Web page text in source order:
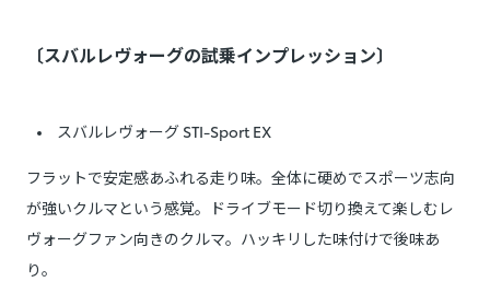
〔スバルレヴォーグの試乗インプレッション〕
スバルレヴォーグ STI-Sport EX
フラットで安定感あふれる走り味。全体に硬めでスポーツ志向
が強いクルマという感覚。ドライブモード切り換えて楽しむレ
ヴォーグファン向きのクルマ。ハッキリした味付けで後味あ
り。